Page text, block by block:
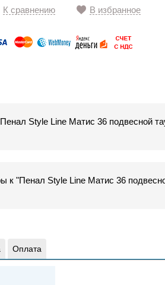
К сравнению В избранное
Style Line Матис 36 подвесной
к "Пенал Style Line Матис 36
Оплата